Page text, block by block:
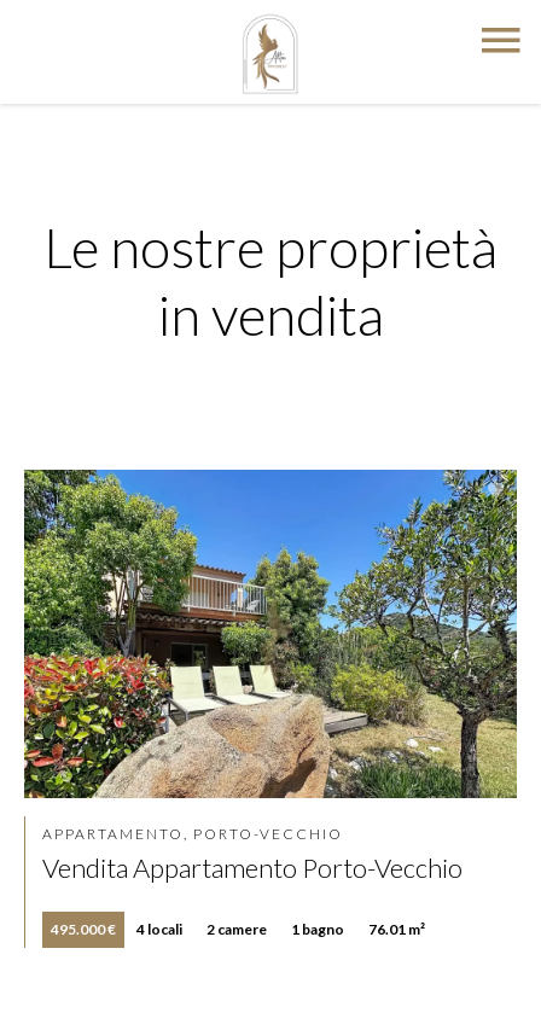
Le nostre proprietà
in vendita
APPARTAMENTO, PORTO-VECCHIO
Vendita Appartamento Porto-Vecchio
495.000 € 4 locali 2 camere 1 bagno 76.01 m²